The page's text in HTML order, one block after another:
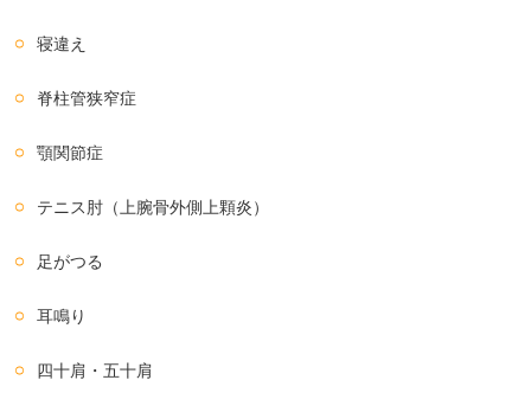
寝違え
脊柱管狭窄症
顎関節症
テニス肘（上腕骨外側上顆炎）
足がつる
耳鳴り
四十肩・五十肩